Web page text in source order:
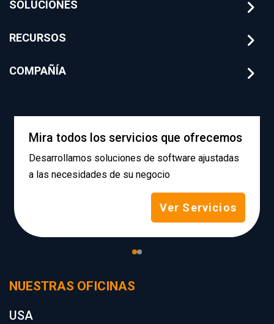
SOLUCIONES
RECURSOS
COMPAÑÍA
Mira todos los servicios que ofrecemos
Desarrollamos soluciones de software ajustadas
a las necesidades de su negocio
Ver Servicios
NUESTRAS OFICINAS
USA